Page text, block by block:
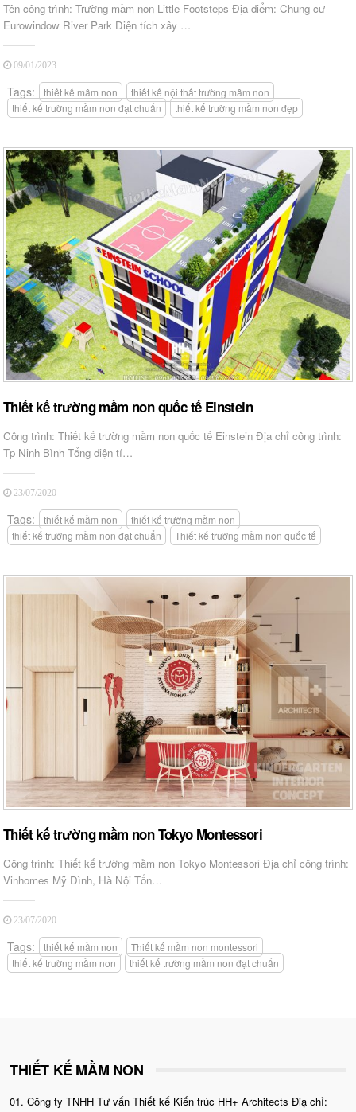
Tên công trình: Trường mầm non Little Footsteps Địa điểm: Chung cư
Eurowindow River Park Diện tích xây …
09/01/2023
Tags: thiết kế mầm non
thiết kế nội thất trường mầm non
thiết kế trường mầm non đạt chuẩn
thiết kế trường mầm non đẹp
Thiết kế trường mầm non quốc tế Einstein
Công trình: Thiết kế trường mầm non quốc tế Einstein Địa chỉ công trình:
Tp Ninh Bình Tổng diện tí…
23/07/2020
Tags: thiết kế mầm non
thiết kế trường mầm non
thiết kế trường mầm non đạt chuẩn
Thiết kế trường mầm non quốc tế
Thiết kế trường mầm non Tokyo Montessori
Công trình: Thiết kế trường mầm non Tokyo Montessori Địa chỉ công trình:
Vinhomes Mỹ Đình, Hà Nội Tổn…
23/07/2020
Tags: thiết kế mầm non
Thiết kế mầm non montessori
thiết kế trường mầm non
thiết kế trường mầm non đạt chuẩn
THIẾT KẾ MẦM NON
01. Công ty TNHH Tư vấn Thiết kế Kiến trúc HH+ Architects Điạ chỉ: